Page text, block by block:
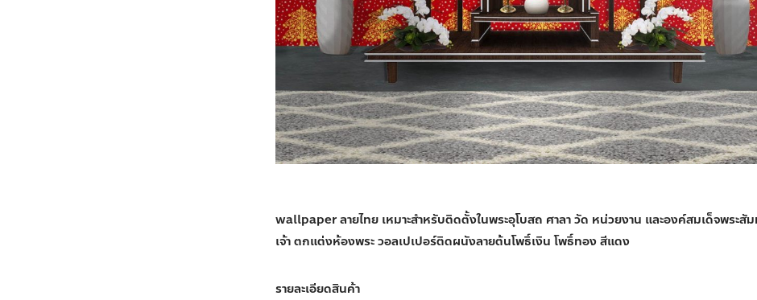
wallpaper ลายไทย เหมาะสำหรับติดตั้งในพระอุโบสถ ศาลา วัด หน่วยงาน และองค์สมเด็จพระสั
เจ้า ตกแต่งห้องพระ วอลเปเปอร์ติดผนังลายต้นโพธิ์เงิน โพธิ์ทอง สีแดง
รายละเอียดสินค้า